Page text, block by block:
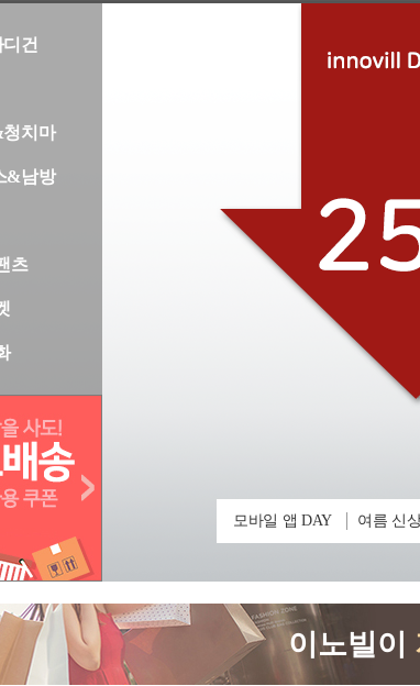
건
치마
&남방
츠
모바일 앱 DAY 여름 신
이노빌이